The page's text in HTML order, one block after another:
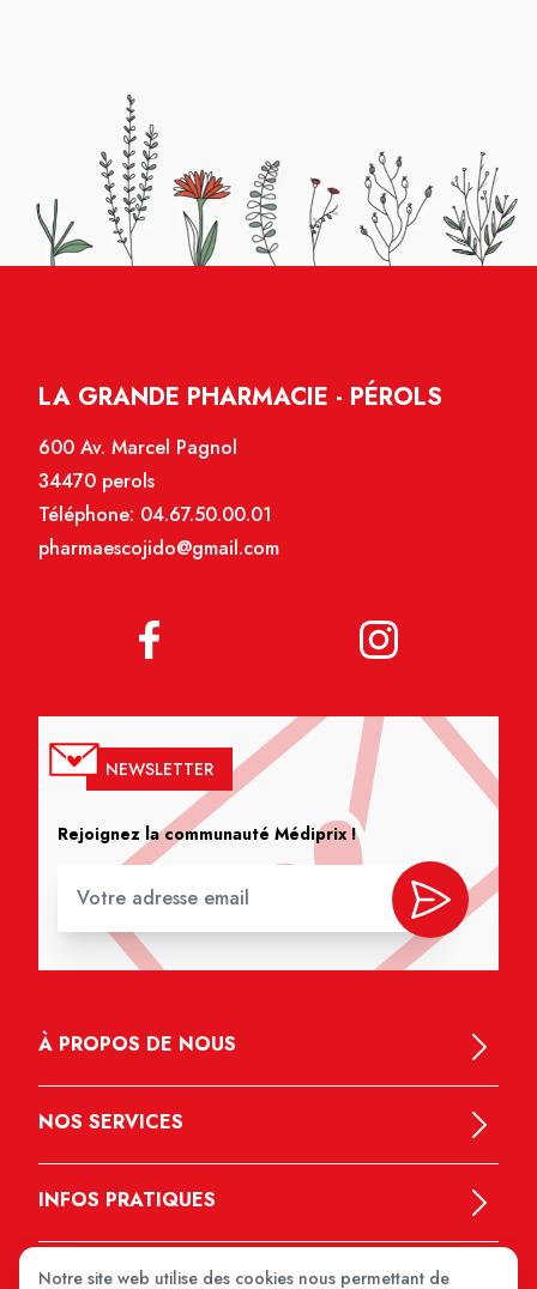
LA GRANDE PHARMACIE - PÉROLS
600 Av. Marcel Pagnol
34470 perols
Téléphone: 04.67.50.00.01
pharmaescojido@gmail.com
NEWSLETTER
Rejoignez la communauté Médiprix !
À PROPOS DE NOUS
NOS SERVICES
INFOS PRATIQUES
Notre site web utilise des cookies nous permettant de